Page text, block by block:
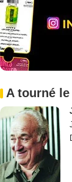
A tourné